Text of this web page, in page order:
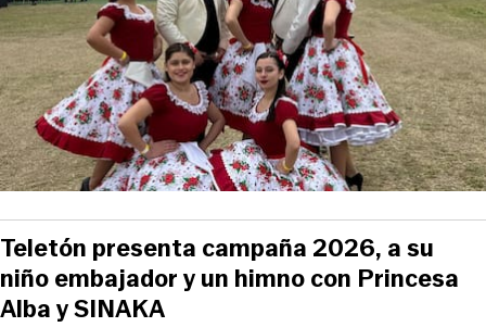
Teletón presenta campaña 2026, a su
niño embajador y un himno con Princesa
Alba y SINAKA